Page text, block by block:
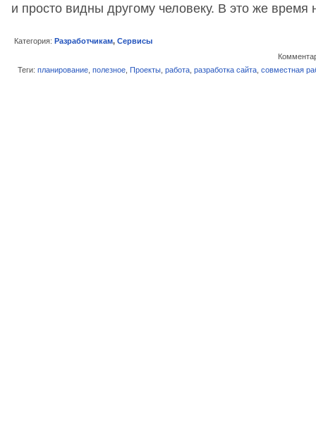
и просто видны другому человеку. В это же
Категория: Разработчикам, Сервисы
Теги: планирование полезное Проекты работа разработка сайта совместная